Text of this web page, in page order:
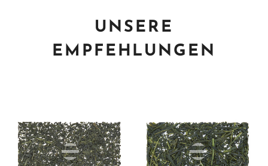
UNSERE
EMPFEHLUNGEN